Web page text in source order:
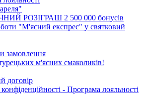
РОЗІГРАШ 2 500 000 бонусів
"М'ясний експрес" у святковий
замовлення
м'ясних смаколиків!
договір
- Програма лояльності